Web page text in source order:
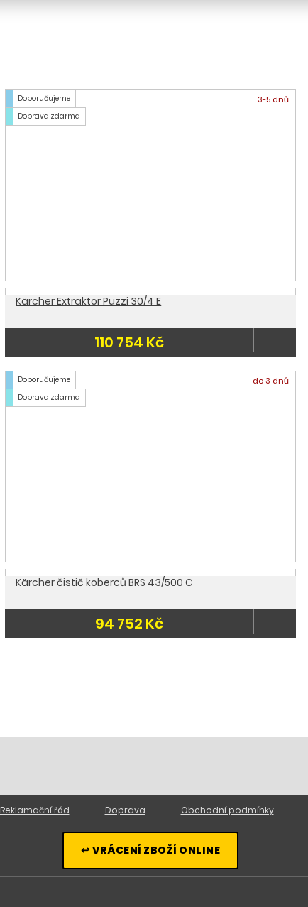
Doporučujeme
Doprava zdarma
3-5 dnů
Kärcher Extraktor Puzzi 30/4 E
110 754 Kč
Doporučujeme
Doprava zdarma
do 3 dnů
Kärcher čistič koberců BRS 43/500 C
94 752 Kč
Reklamační řád Doprava Obchodní podmínky
↩ VRÁCENÍ ZBOŽÍ ONLINE